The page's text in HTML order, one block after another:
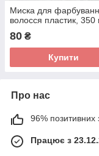
Миска для
волосся пластик, 350
80 ₴
Купити
Про нас
96% позитивних
Працює з